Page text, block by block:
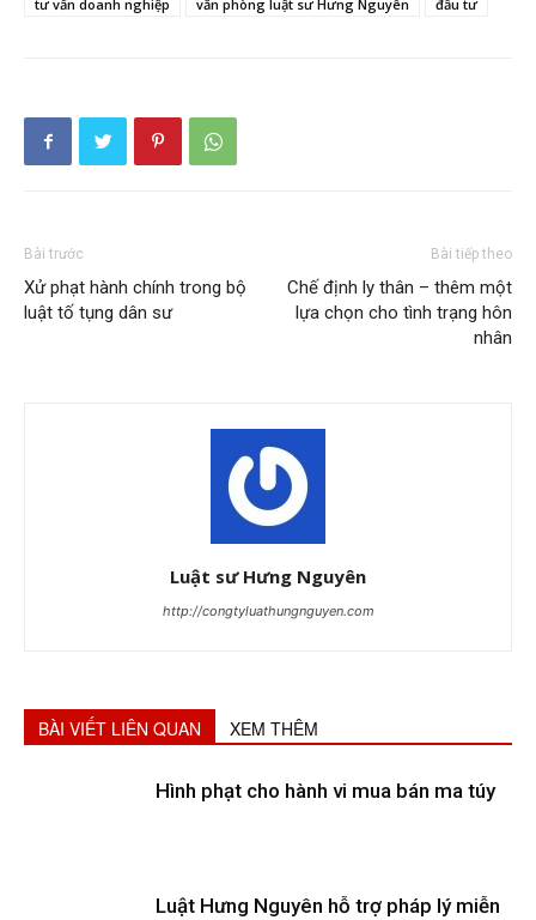
tư vấn doanh nghiệp văn phòng luật sư Hưng Nguyên đầu tư
Bài trước
Xử phạt hành chính trong bộ
luật tố tụng dân sư
Bài tiếp theo
Chế định ly thân – thêm một
lựa chọn cho tình trạng hôn
nhân
Luật sư Hưng Nguyên
http://congtyluathungnguyen.com
BÀI VIẾT LIÊN QUAN XEM THÊM
Hình phạt cho hành vi mua bán ma túy
Luật Hưng Nguyên hỗ trợ pháp lý miễn